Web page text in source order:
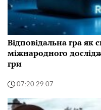
Відповідальна гра як
міжнародного
гри
07:20 29.07